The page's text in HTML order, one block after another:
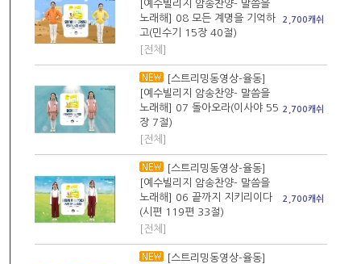
[예수빌리지 암송찬양- 말씀을
노래해] 08 모든 계명을 기억하
고(민수기 15장 40절)
[전체]
2,700캐쉬
[스트리밍동영상-율동]
[예수빌리지 암송찬양- 말씀을
노래해] 07 돌아오라(이사야 55
장 7절)
[전체]
2,700캐쉬
[스트리밍동영상-율동]
[예수빌리지 암송찬양- 말씀을
노래해] 06 끝까지 지키리이다
(시편 119편 33절)
[전체]
2,700캐쉬
[스트리밍동영상-율동]